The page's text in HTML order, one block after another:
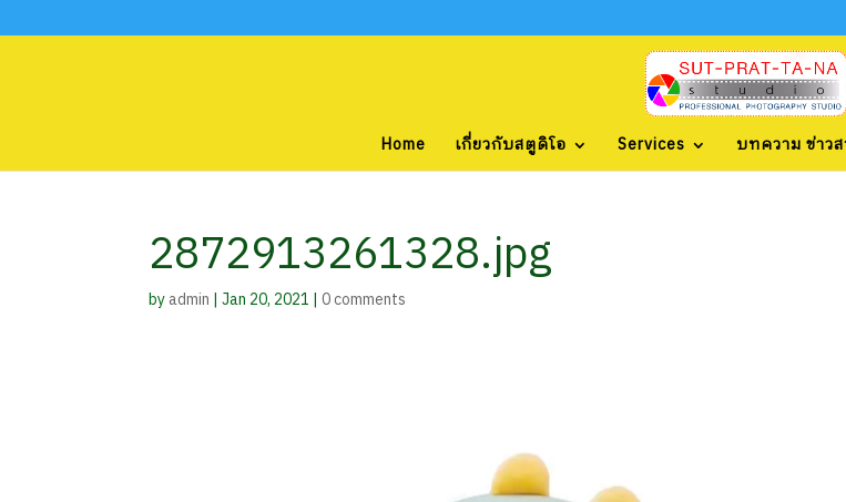
Home เกี่ยวกับสตูดิโอ Services บทความ ข่าว
2872913261328.jpg
byadmin |Jan 20, 2021 |0 comments